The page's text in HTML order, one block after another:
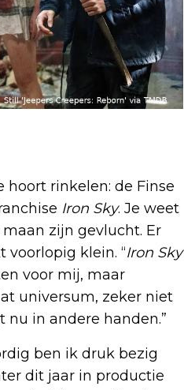
rinkelen: de Finse
Iron Sky. Je weet
zijn gevlucht. Er
voorlopig klein. “Iron Sky
voor mij, maar
universum, zeker niet
in andere handen.”
ben ik druk bezig
dit jaar in productie